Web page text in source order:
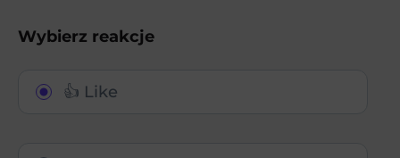
Wybierz reakcje
👍 Like